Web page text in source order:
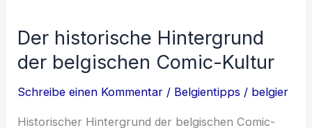
Der historische Hintergrund
der belgischen Comic-Kultur
Schreibe einen Kommentar / Belgientipps / belgier
Historischer Hintergrund d‬er belgischen Comic-